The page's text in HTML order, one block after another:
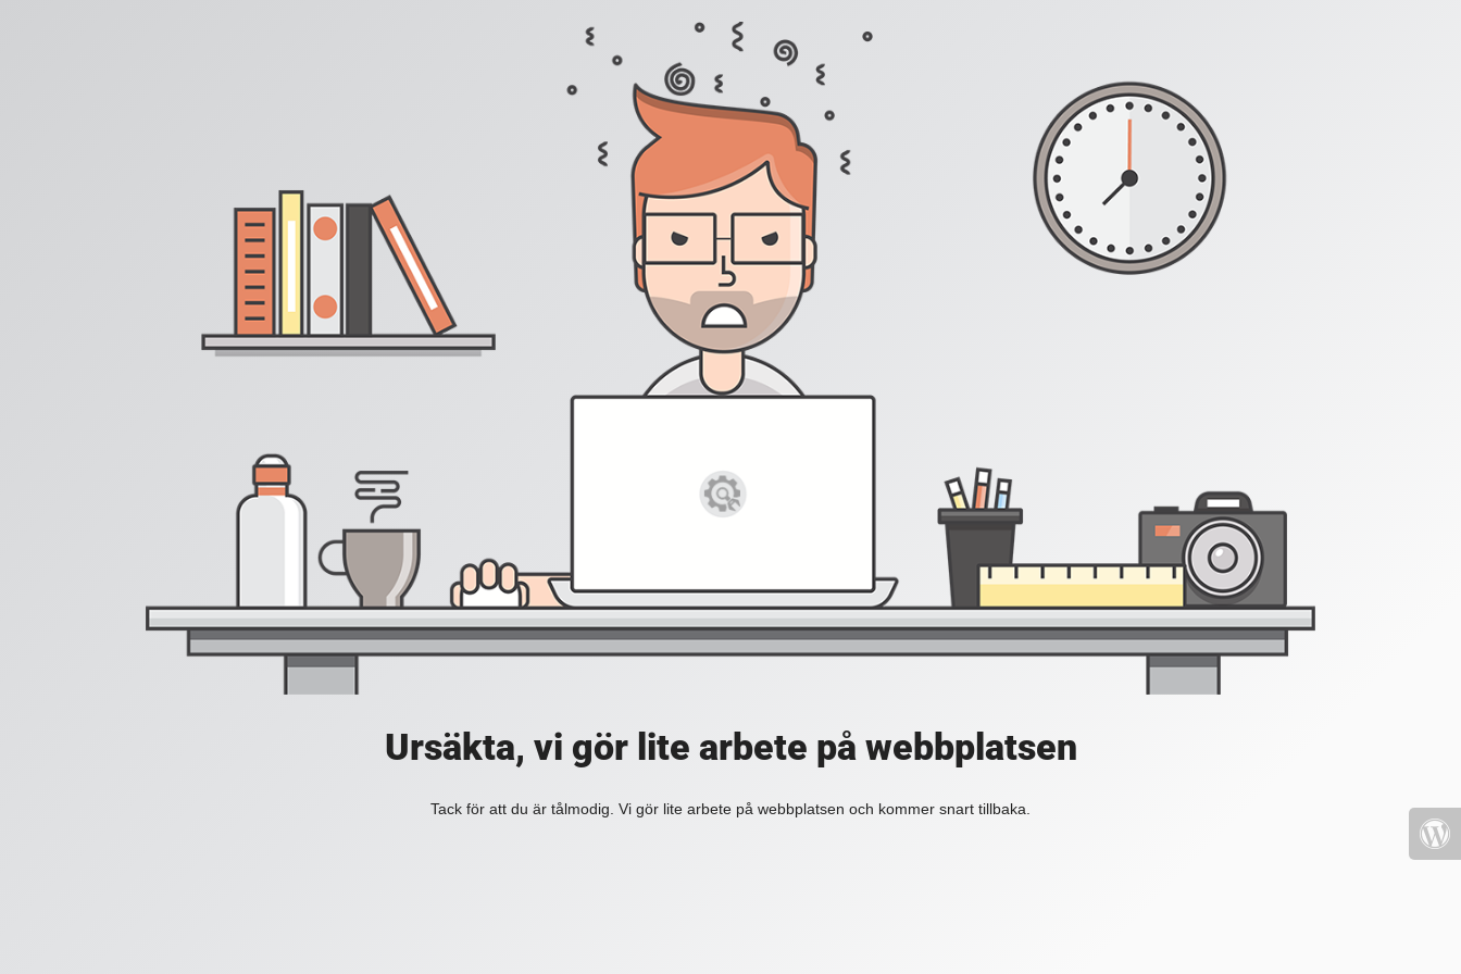
Ursäkta, vi gör lite arbete på webbplatsen
Tack för att du är tålmodig. Vi gör lite arbete på webbplatsen och kommer snart tillbaka.